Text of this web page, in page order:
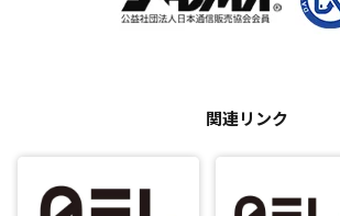
関連リンク